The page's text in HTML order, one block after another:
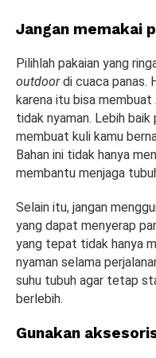
Jangan memakai
Pilihlah pakaian yang
outdoordi cuaca panas.
karena itu bisa
tidak nyaman. Lebih baik
membuat kuli kamu
Bahan ini tidak hanya
membantu menjaga
Selain itu, jangan
yang dapat menyerap
yang tepat tidak hanya
nyaman selama
suhu tubuh agar tetap
berlebih.
Gunakan